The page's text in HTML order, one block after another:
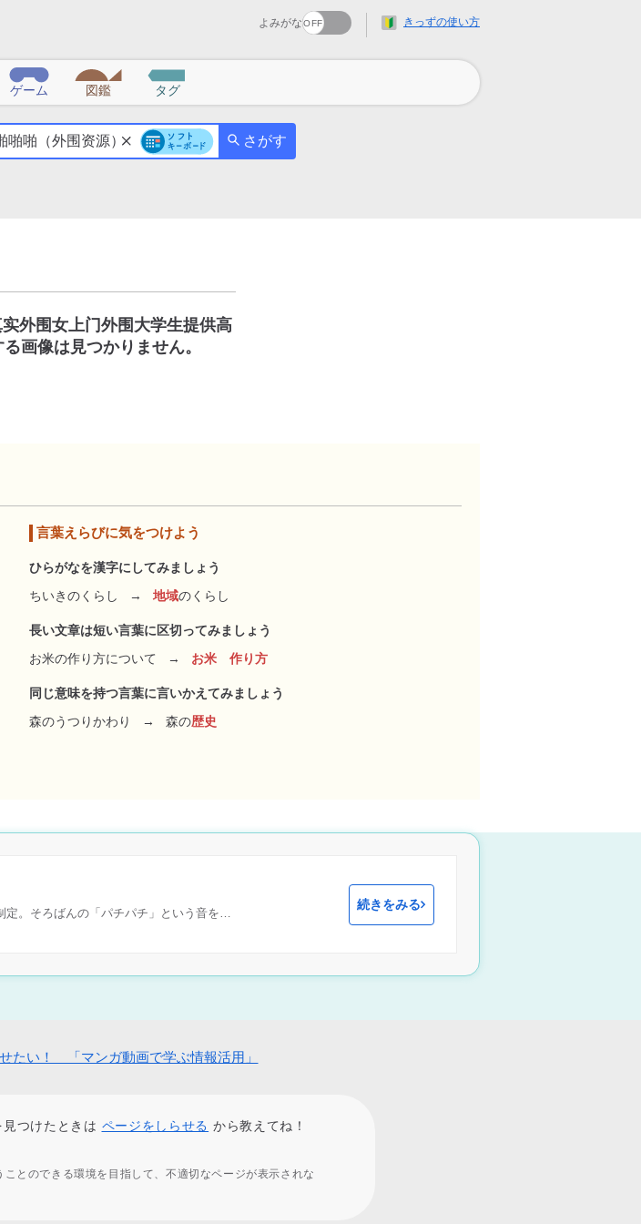
よみがな きっずの使い方
ゲーム 図鑑 タグ
さがす
外围女上门外围大学生提供高
画像は見つかりません。
言葉えらびに気をつけよう
ひらがなを漢字にしてみましょう
ちいきのくらし
→ 地域のくらし
長い文章は短い言葉に区切ってみましょう
お米の作り方について
→ お米 作り方
同じ意味を持つ言葉に言いかえてみましょう
森のうつりかわり
→ 森の歴史
定。そろばんの「パチパチ」という音を…
続きをみる
たい！ 「マンガ動画で学ぶ情報活用」
つけたときは ページをしらせる から教えてね！
とのできる環境を目指して、不適切なページが表示されな